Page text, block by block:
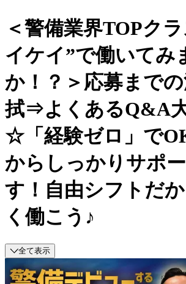
＜警備業界TOPク
イケイ”で働いてみ
か！？＞応募まで
拭⇒よくあるQ&A
☆「経験ゼロ」で
からしっかりサポ
す！自由シフトだ
く働こう♪
全て表示